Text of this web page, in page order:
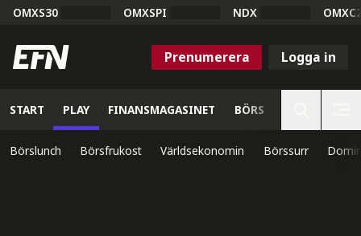
OMXS30 OMXSPI NDX
Prenumerera Logga in
START PLAY FINANSMAGASINET BÖRS
Börslunch Börsfrukost Världsekonomin Börssurr